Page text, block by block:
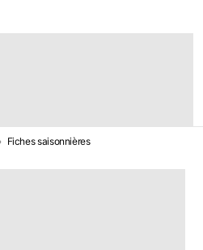
Fiches saisonnières